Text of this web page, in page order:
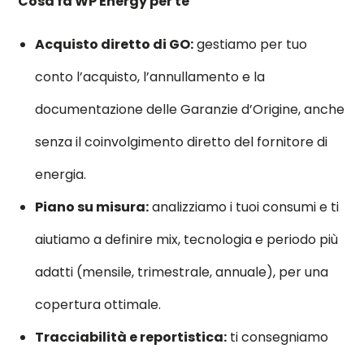
Acquisto diretto di GO:gestiamo per tuo
conto l’acquisto, l’annullamento e la
documentazione delle Garanzie d’Origine, anche
senza il coinvolgimento diretto del fornitore di
energia.
Piano su misura:analizziamo i tuoi consumi e ti
aiutiamo a definire mix, tecnologia e periodo più
adatti (mensile, trimestrale, annuale), per una
copertura ottimale.
Tracciabilità e reportistica: ti consegniamo